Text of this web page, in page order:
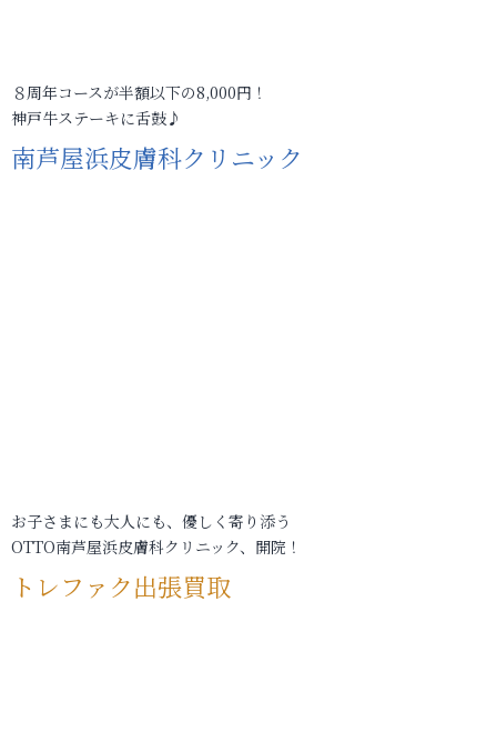
８周年コースが半額以下の8,000円！
神戸牛ステーキに舌鼓♪
南芦屋浜皮膚科クリニック
お子さまにも大人にも、優しく寄り添う
OTTO南芦屋浜皮膚科クリニック、開院！
トレファク出張買取